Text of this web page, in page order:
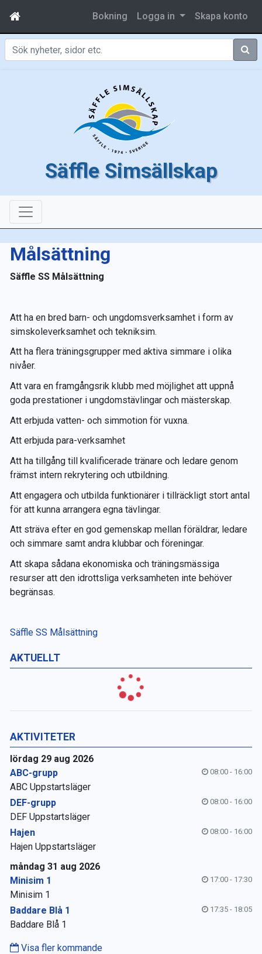
Bokning Logga in Skapa konto
Sök
Säffle Simsällskap
AKTUELLT
Målsättning
Säffle SS Målsättning
Att ha en bred barn- och ungdomsverksamhet i form av
simskoleverksamhet och tekniksim.
Att ha flera träningsgrupper med aktiva simmare i olika
nivåer.
Att vara en framgångsrik klubb med möjlighet att uppnå
goda prestationer i ungdomstävlingar och mästerskap.
Att erbjuda vatten- och simmotion för vuxna.
Att erbjuda para-verksamhet
Att ha tillgång till kvalificerade tränare och ledare genom
främst intern rekrytering och utbildning.
Att engagera och utbilda funktionärer i tillräckligt stort antal
för att kunna arrangera egna tävlingar.
Att sträva efter en god gemenskap mellan föräldrar, ledare
och simmare samt andra klubbar och föreningar.
Att skapa sådana ekonomiska och träningsmässiga
resurser att den idrottsliga verksamheten inte behöver
begränsas.
Säffle SS Målsättning
AKTIVITETER
lördag 29 aug 2026
ABC-grupp
08:00 - 16:00
ABC Uppstartsläger
DEF-grupp
08:00 - 16:00
DEF Uppstartsläger
Hajen
08:00 - 16:00
Hajen Uppstartsläger
måndag 31 aug 2026
Minisim 1
17:00 - 17:30
Minisim 1
Baddare Blå 1
17:35 - 18:05
Baddare Blå 1
Visa fler kommande